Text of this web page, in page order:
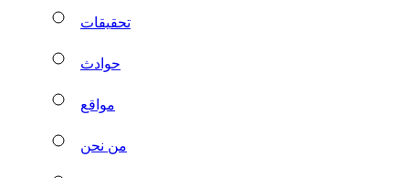
تحقيقات
حوادث
مواقع
من نحن